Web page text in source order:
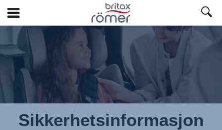
Hopp
hovedinnhold
Sikkerhetsinformasjon